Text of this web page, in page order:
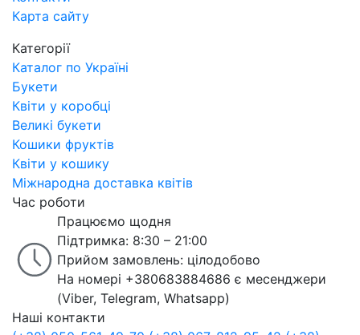
Карта сайту
Категорії
Каталог по Україні
Букети
Квіти у коробці
Великі букети
Кошики фруктів
Квіти у кошику
Міжнародна доставка квітів
Час роботи
Працюємо щодня
Підтримка: 8:30 – 21:00
Прийом замовлень: цілодобово
На номері +380683884686 є месенджери
(Viber, Telegram, Whatsapp)
Наші контакти